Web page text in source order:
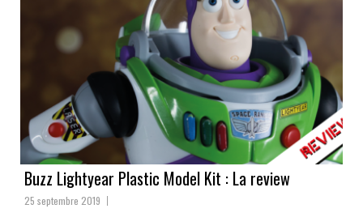
Buzz Lightyear Plastic Model Kit : La review
25 septembre 2019